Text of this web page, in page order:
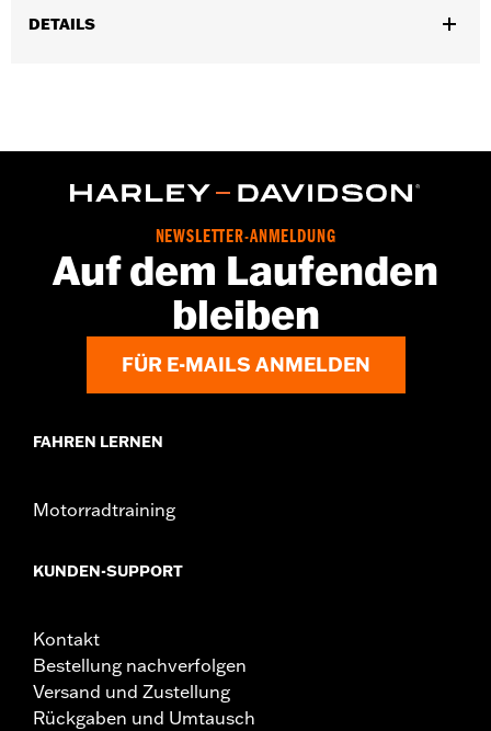
DETAILS
Maßeinheit Materiallänge:Zoll
Schlüsseln im Blade-Style - „Key Safe“-Registrierung und
Ersatzprogramm ist für diesen Artikel verfügbar
GARANTIE:
1 year limited warranty – Go to
d.com/warrantyfor full details
Vor dem Betrieb des Motorrads das Schloss
entfernen. Wenn das Schloss nicht entfernt wird,
kann dies zu schweren oder tödlichen Verletzungen
führen.
Der Schlosshersteller bietet ein „KEY SAFE”-
Informationen sind in der Produktverpackung
NEWSLETTER-ANMELDUNG
Auf dem Laufenden
bleiben
FÜR E-MAILS ANMELDEN
FAHREN LERNEN
Motorradtraining
KUNDEN-SUPPORT
Kontakt
Bestellung nachverfolgen
Versand und Zustellung
Rückgaben und Umtausch